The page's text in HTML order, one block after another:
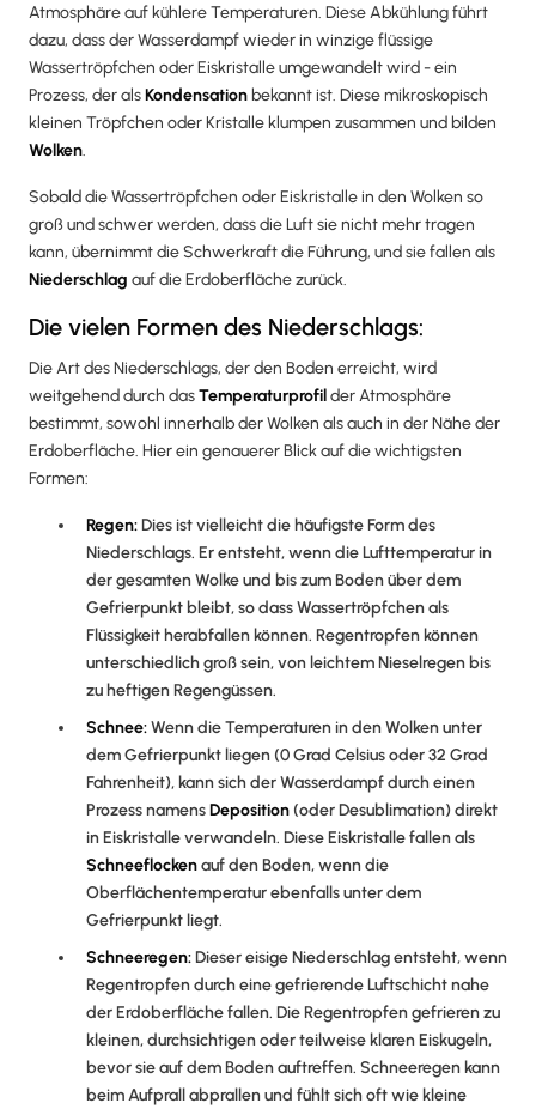
Atmosphäre auf kühlere Temperaturen. Diese Abkühlung führt
dazu, dass der Wasserdampf wieder in winzige flüssige
Wassertröpfchen oder Eiskristalle umgewandelt wird - ein
Prozess, der alsKondensation bekannt ist. Diese mikroskopisch
kleinen Tröpfchen oder Kristalle klumpen zusammen und bilden
Wolken.
Sobald die Wassertröpfchen oder Eiskristalle in den Wolken so
groß und schwer werden, dass die Luft sie nicht mehr tragen
kann, übernimmt die Schwerkraft die Führung, und sie fallen als
Niederschlag auf die Erdoberfläche zurück.
Die vielen Formen des Niederschlags:
Die Art des Niederschlags, der den Boden erreicht, wird
weitgehend durch dasTemperaturprofilder Atmosphäre
bestimmt, sowohl innerhalb der Wolken als auch in der Nähe der
Erdoberfläche. Hier ein genauerer Blick auf die wichtigsten
Formen:
Regen:Dies ist vielleicht die häufigste Form des
Niederschlags. Er entsteht, wenn die Lufttemperatur in
der gesamten Wolke und bis zum Boden über dem
Gefrierpunkt bleibt, so dass Wassertröpfchen als
Flüssigkeit herabfallen können. Regentropfen können
unterschiedlich groß sein, von leichtem Nieselregen bis
zu heftigen Regengüssen.
Schnee:Wenn die Temperaturen in den Wolken unter
dem Gefrierpunkt liegen (0 Grad Celsius oder 32 Grad
Fahrenheit), kann sich der Wasserdampf durch einen
Prozess namensDeposition(oder Desublimation) direkt
in Eiskristalle verwandeln. Diese Eiskristalle fallen als
Schneeflockenauf den Boden, wenn die
Oberflächentemperatur ebenfalls unter dem
Gefrierpunkt liegt.
Schneeregen:Dieser eisige Niederschlag entsteht, wenn
Regentropfen durch eine gefrierende Luftschicht nahe
der Erdoberfläche fallen. Die Regentropfen gefrieren zu
kleinen, durchsichtigen oder teilweise klaren Eiskugeln,
bevor sie auf dem Boden auftreffen. Schneeregen kann
beim Aufprall abprallen und fühlt sich oft wie kleine